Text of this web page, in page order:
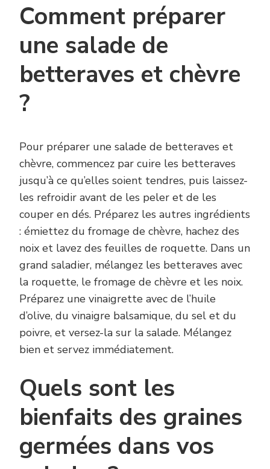
Comment préparer
une salade de
betteraves et chèvre
?
Pour préparer une salade de betteraves et
chèvre, commencez par cuire les betteraves
jusqu’à ce qu’elles soient tendres, puis laissez-
les refroidir avant de les peler et de les
couper en dés. Préparez les autres ingrédients
: émiettez du fromage de chèvre, hachez des
noix et lavez des feuilles de roquette. Dans un
grand saladier, mélangez les betteraves avec
la roquette, le fromage de chèvre et les noix.
Préparez une vinaigrette avec de l’huile
d’olive, du vinaigre balsamique, du sel et du
poivre, et versez-la sur la salade. Mélangez
bien et servez immédiatement.
Quels sont les
bienfaits des graines
germées dans vos